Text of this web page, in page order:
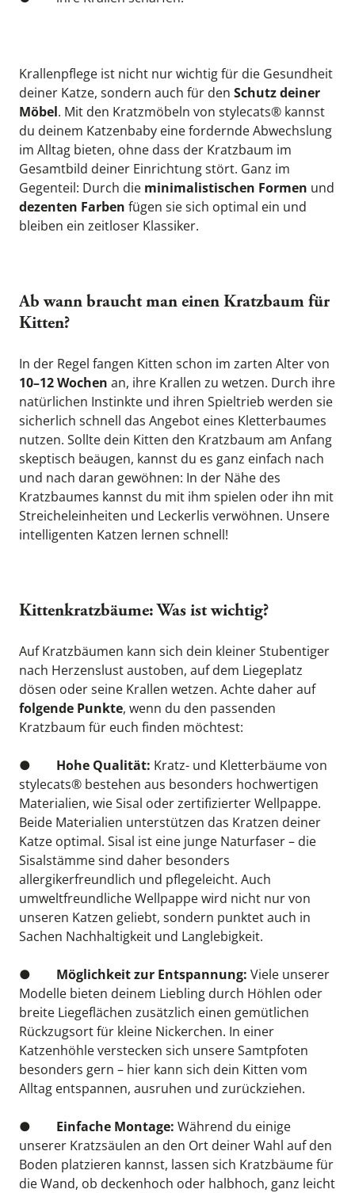
Krallenpflege ist nicht nur wichtig für die Gesundheit
deiner Katze, sondern auch für den Schutz deiner
Möbel. Mit den Kratzmöbeln von stylecats® kannst
du deinem Katzenbaby eine fordernde Abwechslung
im Alltag bieten, ohne dass der Kratzbaum im
Gesamtbild deiner Einrichtung stört. Ganz im
Gegenteil: Durch die minimalistischen Formen
dezenten Farben fügen sie sich optimal ein und
bleiben ein zeitloser Klassiker.
Ab wann braucht man einen Kratzbaum für
Kitten?
In der Regel fangen Kitten schon im zarten Alter von
10–12 Wochen an, ihre Krallen zu wetzen. Durch ihre
natürlichen Instinkte und ihren Spieltrieb werden sie
sicherlich schnell das Angebot eines Kletterbaumes
nutzen. Sollte dein Kitten den Kratzbaum am Anfang
skeptisch beäugen, kannst du es ganz einfach nach
und nach daran gewöhnen: In der Nähe des
Kratzbaumes kannst du mit ihm spielen oder ihn mit
Streicheleinheiten und Leckerlis verwöhnen. Unsere
intelligenten Katzen lernen schnell!
Kittenkratzbäume: Was ist wichtig?
Auf Kratzbäumen kann sich dein kleiner Stubentiger
nach Herzenslust austoben, auf dem Liegeplatz
dösen oder seine Krallen wetzen. Achte daher auf
folgende Punkte, wenn du den passenden
Kratzbaum für euch finden möchtest:
● Hohe Qualität: Kratz- und Kletterbäume von
stylecats® bestehen aus besonders hochwertigen
Materialien, wie Sisal oder zertifizierter Wellpappe.
Beide Materialien unterstützen das Kratzen deiner
Katze optimal. Sisal ist eine junge Naturfaser – die
Sisalstämme sind daher besonders
allergikerfreundlich und pflegeleicht. Auch
umweltfreundliche Wellpappe wird nicht nur von
unseren Katzen geliebt, sondern punktet auch in
Sachen Nachhaltigkeit und Langlebigkeit.
● Möglichkeit zur Entspannung: Viele unserer
Modelle bieten deinem Liebling durch Höhlen oder
breite Liegeflächen zusätzlich einen gemütlichen
Rückzugsort für kleine Nickerchen. In einer
Katzenhöhle verstecken sich unsere Samtpfoten
besonders gern – hier kann sich dein Kitten vom
Alltag entspannen, ausruhen und zurückziehen.
● Einfache Montage: Während du einige
unserer Kratzsäulen an den Ort deiner Wahl auf den
Boden platzieren kannst, lassen sich Kratzbäume für
die Wand, ob deckenhoch oder halbhoch, ganz leicht